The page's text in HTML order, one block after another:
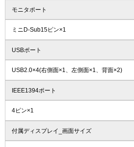
モニタポート
ミニD-Sub15ピン×1
USBポート
USB2.0×4(右側面×1、左側面×1、背面×2)
IEEE1394ポート
4ピン×1
付属ディスプレイ_画面サイズ